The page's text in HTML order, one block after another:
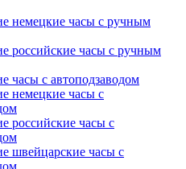
немецкие часы с ручным
российские часы с ручным
часы с автоподзаводом
немецкие часы с
российские часы с
швейцарские часы с